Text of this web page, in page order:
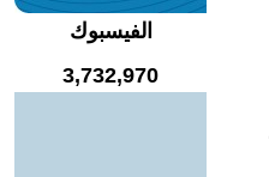
الفيسبوك
3,732,970